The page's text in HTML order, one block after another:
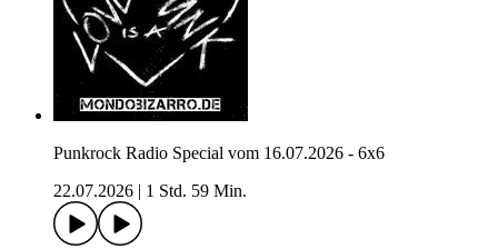
Punkrock Radio Special vom 16.07.2026 - 6x6
22.07.2026
1 Std. 59 Min.